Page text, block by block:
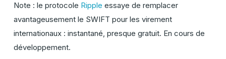
Note : le protocole Ripple essaye de remplacer
avantageusement le SWIFT pour les virement
internationaux : instantané, presque gratuit. En cours de
développement.